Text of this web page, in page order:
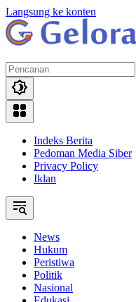
Langsung ke konten
Indeks Berita
Pedoman Media Siber
Privacy Policy
Iklan
News
Hukum
Peristiwa
Politik
Nasional